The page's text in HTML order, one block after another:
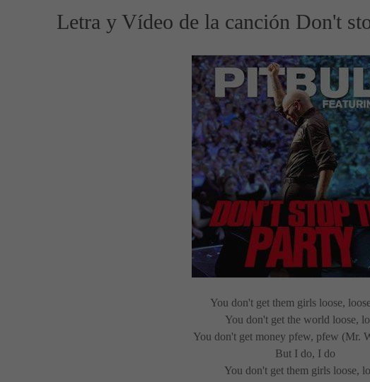
Letra y Vídeo de la canción Don't
You don't get them girls loose,
You don't get the world loose,
You don't get money pfew, pfew (Mr.
But I do, I do
You don't get them girls loose,